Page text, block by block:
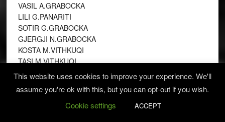
VASIL A.GRABOCKA
LILI G.PANARITI
SOTIR G.GRABOCKA
GJERGJI N.GRABOCKA
KOSTA M.VITHKUQI
TASI M.VITHKUQI
ROPI A.LESHNJA
STAVRE A.TEGO
KRISTO K.MIFOLI
This website uses cookies to improve your experience. We'll
assume you're ok with this, but you can opt-out if you wish.
Cookie settings
ACCEPT